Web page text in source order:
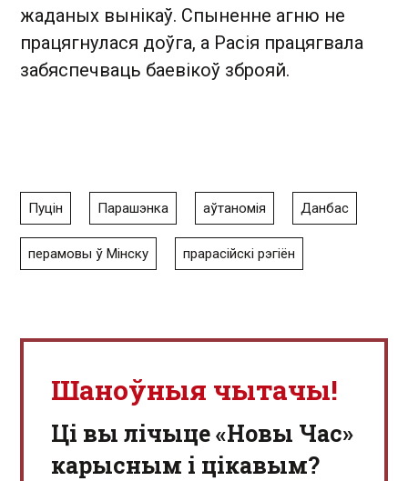
жаданых вынікаў. Спыненне агню не
працягнулася доўга, а Расія працягвала
забяспечваць баевікоў зброяй.
Пуцін Парашэнка аўтаномія Данбас
перамовы ў Мінску прарасійскі рэгіён
Шаноўныя чытачы!
Ці вы лічыце «Новы Час»
карысным і цікавым?